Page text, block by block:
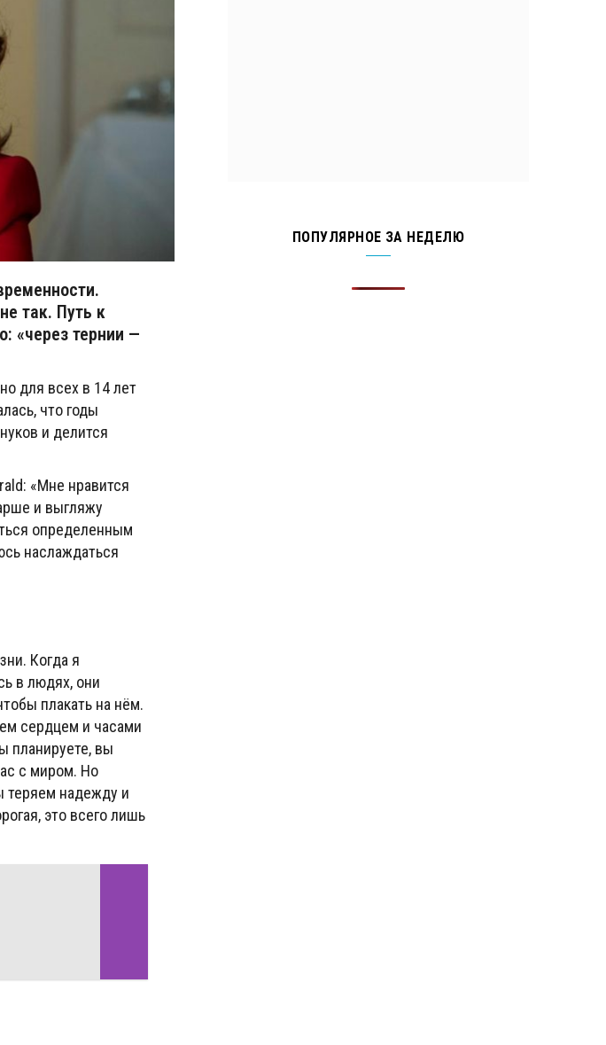
так. Путь к
«через тернии —
для всех в 14 лет
что годы
и делится
«Мне нравится
и выгляжу
определенным
наслаждаться
Когда я
в людях, они
плакать на нём.
сердцем и часами
планируете, вы
с миром. Но
теряем надежду и
это всего лишь
ПОПУЛЯРНОЕ ЗА НЕДЕЛЮ